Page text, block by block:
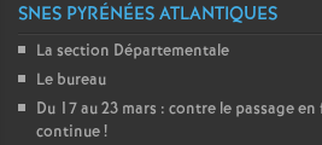
SNES PYRÉNÉES ATLANTIQUES
La section Départementale
Le bureau
Du 17 au 23 mars : contre le passage
continue!